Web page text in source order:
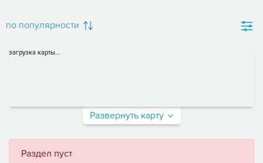
по популярности
загрузка карты...
Развернуть карту
Раздел пуст